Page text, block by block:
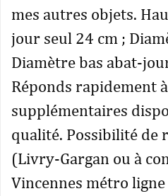
mes autres objets.
jour seul 24 cm ;
Diamètre bas abat-
Réponds rapidement
supplémentaires
qualité. Possibilité de
(Livry-Gargan ou à
Vincennes métro